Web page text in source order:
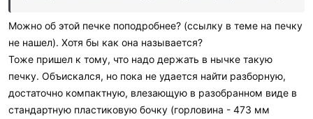
Можно об этой печке поподробнее? (ссылку в теме на печку
не нашел). Хотя бы как она называется?
Тоже пришел к тому, что надо держать в нычке такую
печку. Объискался, но пока не удается найти разборную,
достаточно компактную, влезающую в разобранном виде в
стандартную пластиковую бочку (горловина - 473 мм